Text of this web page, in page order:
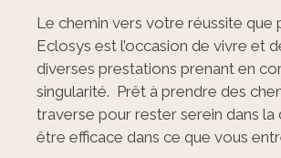
Le chemin vers votre réussite que
Eclosys est l’occasion de vivre et
diverses prestations prenant en
singularité. Prêt à prendre des
traverse pour rester serein dans la
être efficace dans ce que vous